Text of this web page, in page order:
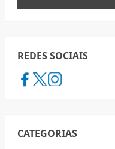
REDES SOCIAIS
CATEGORIAS